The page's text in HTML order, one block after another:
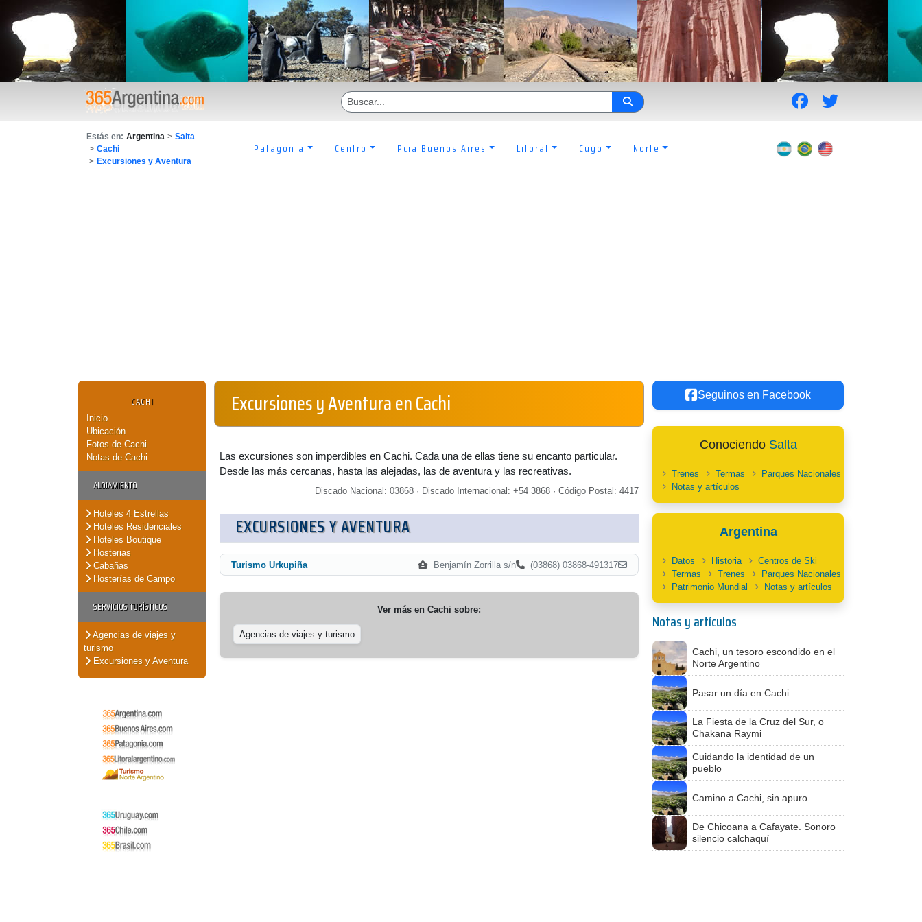
Estás en: Argentina > Salta
> Cachi
> Excursiones y Aventura
Patagonia Centro Pcia Buenos Aires Litoral Cuyo Norte
CACHI
Inicio
Ubicación
Fotos de Cachi
Notas de Cachi
ALOJAMIENTO
Hoteles 4 Estrellas
Hoteles Residenciales
Hoteles Boutique
Hosterias
Cabañas
Hosterías de Campo
SERVICIOS TURÍSTICOS
Agencias de viajes y
turismo
Excursiones y Aventura
Excursiones y Aventura en Cachi
Las excursiones son imperdibles en Cachi. Cada una de ellas tiene su encanto particular.
Desde las más cercanas, hasta las alejadas, las de aventura y las recreativas.
Discado Nacional: 03868 · Discado Internacional: +54 3868 · Código Postal: 4417
EXCURSIONES Y AVENTURA
Turismo Urkupiña Benjamín Zorrilla s/n (03868) 03868-491317
Ver más en Cachi sobre:
Agencias de viajes y turismo
Seguinos en Facebook
Conociendo Salta
Trenes Termas
Parques Nacionales
Notas y artículos
Argentina
Datos Historia
Centros de Ski
Termas
Trenes
Parques Nacionales
Patrimonio Mundial
Notas y artículos
Notas y artículos
Cachi, un tesoro escondido en el
Norte Argentino
Pasar un día en Cachi
La Fiesta de la Cruz del Sur, o
Chakana Raymi
Cuidando la identidad de un
pueblo
Camino a Cachi, sin apuro
De Chicoana a Cafayate. Sonoro
silencio calchaquí